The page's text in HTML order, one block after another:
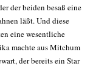
der beiden besaß eine
läßt. Und diese
eine wesentliche
machte aus Mitchum
der bereits ein Star